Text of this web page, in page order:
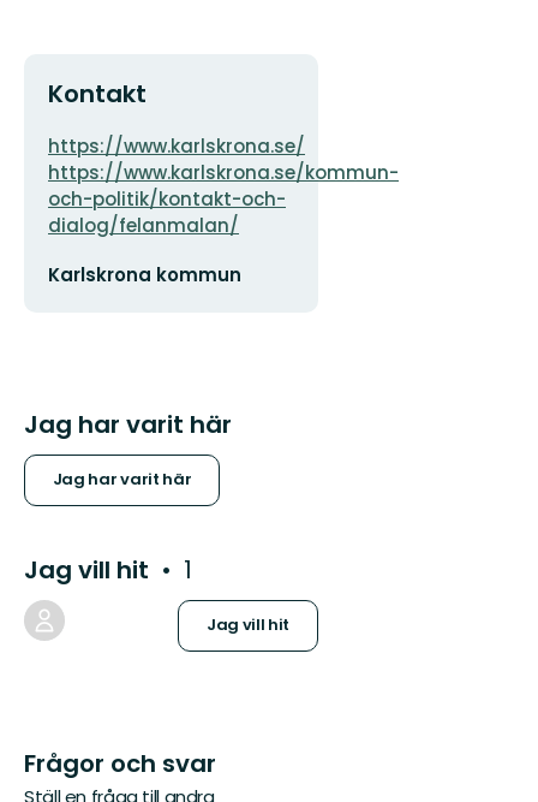
Kontakt
Adress
https://www.karlskrona.se/
https://www.karlskrona.se/kommun-
och-politik/kontakt-och-
dialog/felanmalan/
postadress
Karlskrona kommun
Jag har varit här
Jag har varit här
Jag vill hit 1
Jag vill hit
Frågor och svar
Ställ en fråga till andra